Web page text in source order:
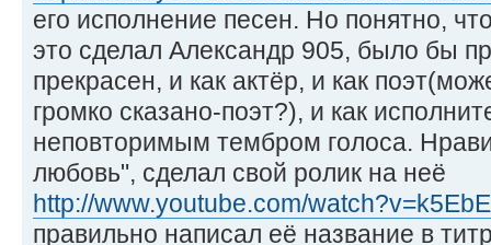
его исполнение песен. Но понятно,
это сделал Александр 905, было бы
прекрасен, и как актёр, и как
громко сказано-поэт?), и как
неповторимым тембром голоса.
любовь", сделал свой ролик на неё
http://www.youtube.com/
правильно написал её название в